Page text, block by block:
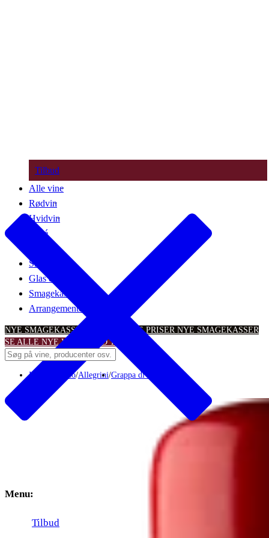
Menu:
Tilbud
Tilbud
Alle vine
Rødvin
Hvidvin
Rosé
Søde vine
Glas & tilbehør
Smagekasser
Arrangementer
NYE SMAGEKASSER – TIL SKARPE PRISER NYE SMAGEKASSER
SE ALLE NYE VINTILBUDTILBUD
Italien Veneto/Allegrini/Grappa di Amarone